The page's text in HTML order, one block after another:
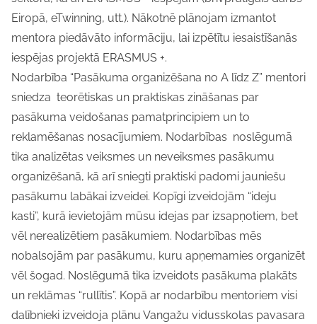
Eiropā, eTwinning, utt.). Nākotnē plānojam izmantot
mentora piedāvāto informāciju, lai izpētītu iesaistīšanās
iespējas projektā ERASMUS +.
Nodarbība “Pasākuma organizēšana no A līdz Z” mentori
sniedza teorētiskas un praktiskas zināšanas par
pasākuma veidošanas pamatprincipiem un to
reklamēšanas nosacījumiem. Nodarbības noslēgumā
tika analizētas veiksmes un neveiksmes pasākumu
organizēšanā, kā arī sniegti praktiski padomi jauniešu
pasākumu labākai izveidei. Kopīgi izveidojām “ideju
kasti”, kurā ievietojām mūsu idejas par izsapņotiem, bet
vēl nerealizētiem pasākumiem. Nodarbības mēs
nobalsojām par pasākumu, kuru apņemamies organizēt
vēl šogad. Noslēgumā tika izveidots pasākuma plakāts
un reklāmas “rullītis”. Kopā ar nodarbību mentoriem visi
dalībnieki izveidoja plānu Vangažu vidusskolas pavasara